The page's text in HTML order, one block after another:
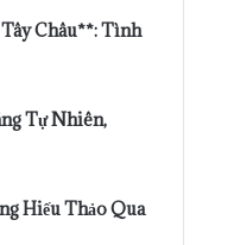
Châu**: Tình
Tự Nhiên,
Hiếu Thảo Qua